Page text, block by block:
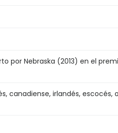
por Nebraska (2013) en el
canadiense, irlandés, escocés,